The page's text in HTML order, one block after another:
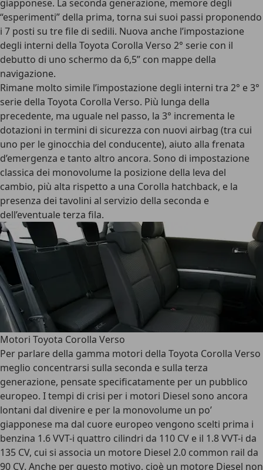
giapponese. La seconda generazione, memore degli
“esperimenti” della prima, torna sui suoi passi proponendo
i 7 posti su tre file di sedili. Nuova anche l’impostazione
degli interni della Toyota Corolla Verso 2° serie con il
debutto di uno schermo da 6,5” con mappe della
navigazione.
Rimane molto simile l’impostazione degli interni tra 2° e 3°
serie della Toyota Corolla Verso. Più lunga della
precedente, ma uguale nel passo, la 3° incrementa le
dotazioni in termini di sicurezza con nuovi airbag (tra cui
uno per le ginocchia del conducente), aiuto alla frenata
d’emergenza e tanto altro ancora. Sono di impostazione
classica dei monovolume la posizione della leva del
cambio, più alta rispetto a una Corolla hatchback, e la
presenza dei tavolini al servizio della seconda e
dell’eventuale terza fila.
Motori Toyota Corolla Verso
Per parlare della gamma motori della Toyota Corolla Verso
meglio concentrarsi sulla seconda e sulla terza
generazione, pensate specificatamente per un pubblico
europeo. I tempi di crisi per i motori Diesel sono ancora
lontani dal divenire e per la monovolume un po’
giapponese ma dal cuore europeo vengono scelti prima i
benzina 1.6 VVT-i quattro cilindri da 110 CV e il 1.8 VVT-i da
135 CV, cui si associa un motore Diesel 2.0 common rail da
90 CV. Anche per questo motivo, cioè un motore Diesel non